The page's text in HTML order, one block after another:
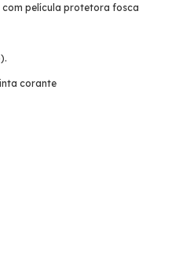
com película protetora fosca
corante